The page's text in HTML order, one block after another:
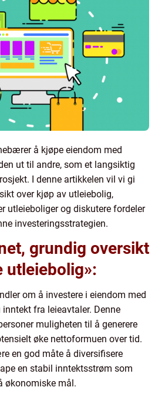
å kjøpe eiendom med
ut til andre, som et langsiktig
I denne artikkelen vil vi gi
over kjøp av utleiebolig,
utleieboliger og diskutere fordeler
investeringsstrategien.
grundig oversikt
utleiebolig»:
om å investere i eiendom med
fra leieavtaler. Denne
muligheten til å generere
øke nettoformuen over tid.
en god måte å diversifisere
en stabil inntektsstrøm som
økonomiske mål.